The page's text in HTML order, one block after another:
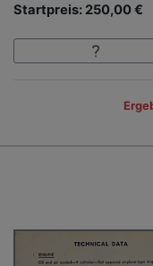
Startpreis: 250,00 €